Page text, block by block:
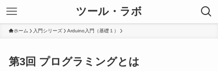
ツール・ラボ
ホーム 入門シリーズ Arduino入門（基礎１）
第3回 プログラミングとは